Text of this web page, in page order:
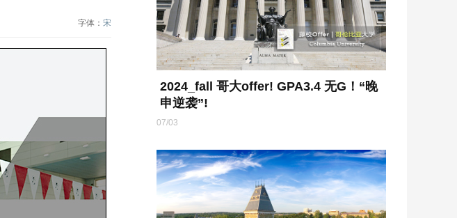
字体： 宋
2024_fall 哥大offer! GPA3.4 无G！“晚
申逆袭”!
07/03